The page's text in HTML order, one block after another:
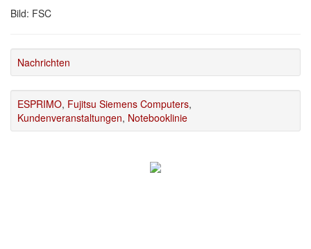
Bild: FSC
Nachrichten
ESPRIMO, Fujitsu Siemens Computers,
Kundenveranstaltungen, Notebooklinie